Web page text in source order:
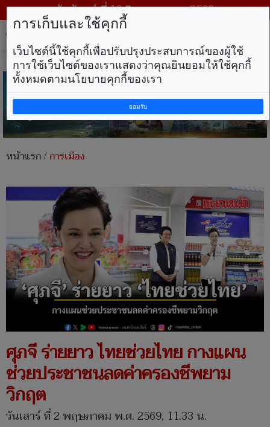
วันจันทร์ ที่ 10 สิงหาคม พ.ศ. 2569
หน้าแรก/การเมือง
ศุภจี ร่ายยาว ไทยช่วยไทย กางแผน
ช่วยประชาชนลดค่าครองชีพยาม
วิกฤต
วันเสาร์ ที่ 2 พฤษภาคม พ.ศ. 2569, 11.33 น.
การเก็บและใช้คุกกี้
เว็บไซต์นี้ใช้คุกกี้เพื่อปรับปรุงประสบการณ์ของผู้ใช้
การใช้เว็บไซต์ของเราแสดงว่าคุณยินยอมให้ใช้คุกกี้
ทั้งหมดตามนโยบายคุกกี้ของเรา
ยอมรับ